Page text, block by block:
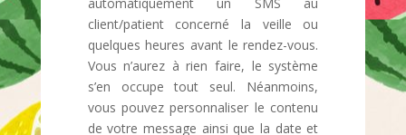
client/patient concerné la veille ou
quelques heures avant le rendez-vous.
Vous n’aurez à rien faire, le système
s’en occupe tout seul. Néanmoins,
vous pouvez personnaliser le contenu
de votre message ainsi que la date et